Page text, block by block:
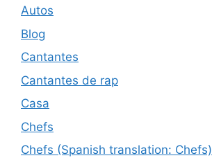
Autos
Blog
Cantantes
Cantantes de rap
Casa
Chefs
Chefs (Spanish translation: Chefs)